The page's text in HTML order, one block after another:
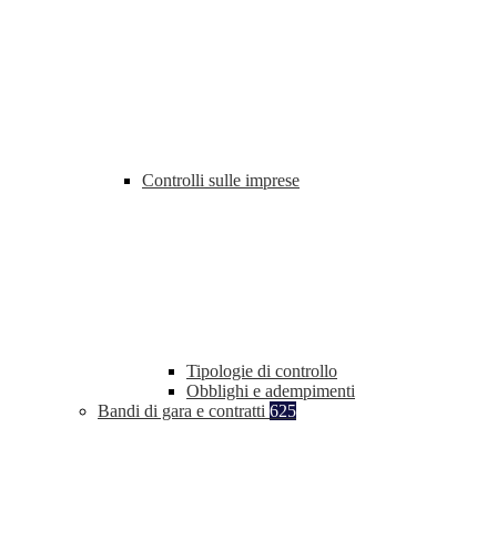
Controlli sulle imprese
Tipologie di controllo
Obblighi e adempimenti
Bandi di gara e contratti 625